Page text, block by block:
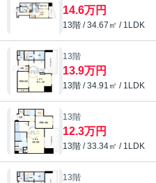
14.6万円
13階 / 34.67㎡ / 1LDK
13階
13.9万円
13階 / 34.91㎡ / 1LDK
13階
12.3万円
13階 / 33.34㎡ / 1LDK
13階